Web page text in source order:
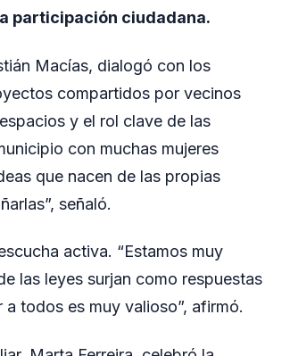
participación ciudadana.
Macías, dialogó con los
compartidos por vecinos
y el rol clave de las
con muchas mujeres
que nacen de las propias
señaló.
activa. “Estamos muy
las leyes surjan como respuestas
todos es muy valioso”, afirmó.